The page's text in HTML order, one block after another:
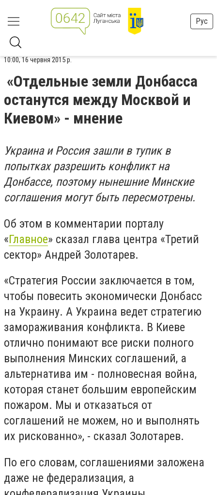
Рус
10:00, 16 червня 2015 р.
«Отдельные земли Донбасса
останутся между Москвой и
Киевом» - мнение
Украина и Россия зашли в тупик в
попытках разрешить конфликт на
Донбассе, поэтому нынешние Минские
соглашения могут быть пересмотрены.
Об этом в комментарии порталу
«Главное» сказал глава центра «Третий
сектор» Андрей Золотарев.
«Стратегия России заключается в том,
чтобы повесить экономически Донбасс
на Украину. А Украина ведет стратегию
замораживания конфликта. В Киеве
отлично понимают все риски полного
выполнения Минских соглашений, а
альтернатива им - полновесная война,
которая станет большим европейским
пожаром. Мы и отказаться от
соглашений не можем, но и выполнять
их рискованно», - сказал Золотарев.
По его словам, соглашениями заложена
даже не федерализация, а